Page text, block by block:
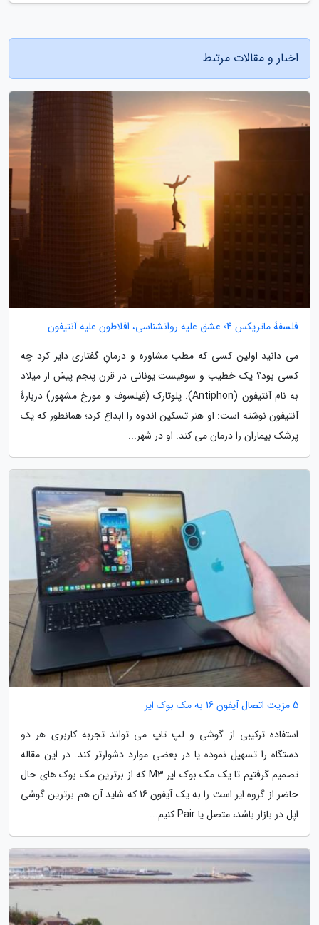
اخبار و مقالات مرتبط
فلسفۀ ماتریکس 4؛ عشق علیه روانشناسی، افلاطون علیه آنتیفون
می دانید اولین کسی که مطب مشاوره و درمانِ گفتاری دایر کرد چه
کسی بود؟ یک خطیب و سوفیست یونانی در قرن پنجم پیش از میلاد
به نام آنتیفون (Antiphon). پلوتارک (فیلسوف و مورخ مشهور) دربارۀ
آنتیفون نوشته است: او هنر تسکین اندوه را ابداع کرد؛ همانطور که یک
پزشک بیماران را درمان می کند. او در شهر...
5 مزیت اتصال آیفون 16 به مک بوک ایر
استفاده ترکیبی از گوشی و لپ تاپ می تواند تجربه کاربری هر دو
دستگاه را تسهیل نموده یا در بعضی موارد دشوارتر کند. در این مقاله
تصمیم گرفتیم تا یک مک بوک ایر M3 که از برترین مک بوک های حال
حاضر از گروه ایر است را به یک آیفون 16 که شاید آن هم برترین گوشی
اپل در بازار باشد، متصل یا Pair کنیم...